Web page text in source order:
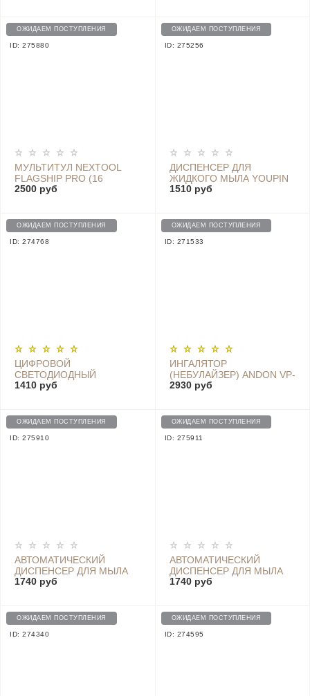
ОЖИДАЕМ ПОСТУПЛЕНИЯ
ID: 275880
МУЛЬТИТУЛ NEXTOOL
FLAGSHIP PRO (16
ФУНКЦИЙ) С ЧЕХЛОМ -
2500 руб
ОЖИДАЕМ ПОСТУПЛЕНИЯ
ID: 275256
ДИСПЕНСЕР ДЛЯ
ЖИДКОГО МЫЛА YOUPIN
С СЕНСОРНЫМ
BLACK
1510 руб
ОЖИДАЕМ ПОСТУПЛЕНИЯ
ID: 274768
ЦИФРОВОЙ
СВЕТОДИОДНЫЙ
БУДИЛЬНИК YOUPIN -
1410 руб
ОЖИДАЕМ ПОСТУПЛЕНИЯ
ID: 271533
ИНГАЛЯТОР
(НЕБУЛАЙЗЕР) ANDON VP-
M3A
2930 руб
ОЖИДАЕМ ПОСТУПЛЕНИЯ
ID: 275910
АВТОМАТИЧЕСКИЙ
ДИСПЕНСЕР ДЛЯ МЫЛА
HONGYA SOAP
1740 руб
ОЖИДАЕМ ПОСТУПЛЕНИЯ
ID: 275911
АВТОМАТИЧЕСКИЙ
ДИСПЕНСЕР ДЛЯ МЫЛА
HONGYA SOAP
1740 руб
ОЖИДАЕМ ПОСТУПЛЕНИЯ
ID: 274340
ОЖИДАЕМ ПОСТУПЛЕНИЯ
ID: 274595